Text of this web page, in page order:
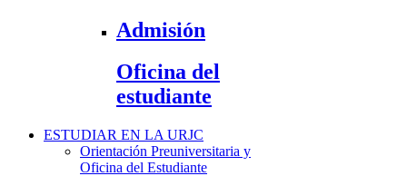
Admisión
Oficina del
estudiante
ESTUDIAR EN LA URJC
Orientación Preuniversitaria y
Oficina del Estudiante